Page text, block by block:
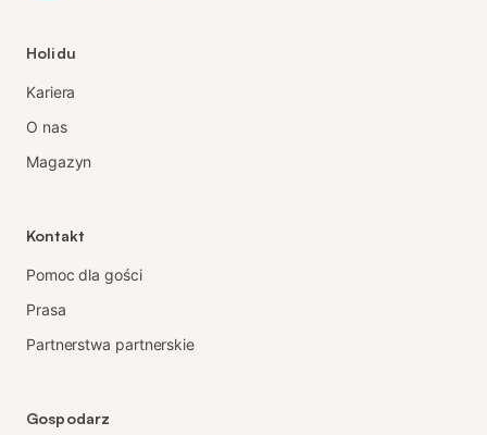
Holidu
Kariera
O nas
Magazyn
Kontakt
Pomoc dla gości
Prasa
Partnerstwa partnerskie
Gospodarz